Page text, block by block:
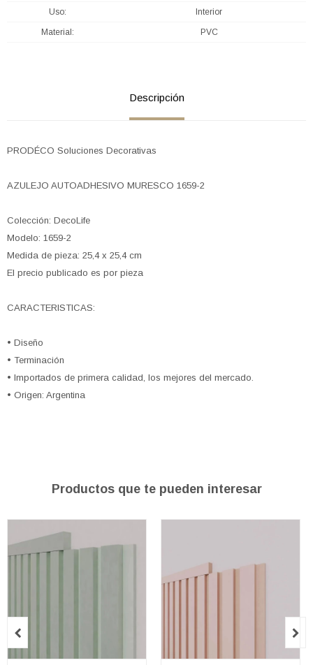
Uso Interior
Material PVC
Descripción
PRODÉCO Soluciones Decorativas
AZULEJO AUTOADHESIVO MURESCO 1659-2
Colección: DecoLife
Modelo: 1659-2
Medida de pieza: 25,4 x 25,4 cm
El precio publicado es por pieza
CARACTERISTICAS:
• Diseño
• Terminación
• Importados de primera calidad, los mejores del mercado.
• Origen: Argentina
Productos que te pueden interesar
 